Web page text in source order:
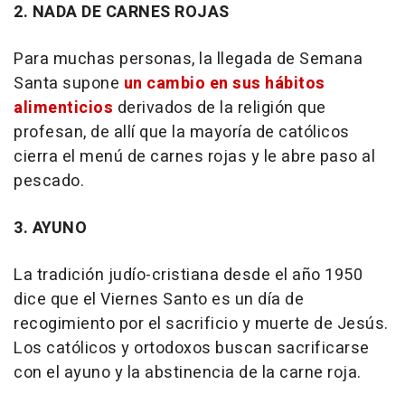
2. NADA DE CARNES ROJAS
Para muchas personas, la llegada de Semana
Santa supone un cambio en sus hábitos
alimenticios derivados de la religión que
profesan, de allí que la mayoría de católicos
cierra el menú de carnes rojas y le abre paso al
pescado.
3. AYUNO
La tradición judío-cristiana desde el año 1950
dice que el Viernes Santo es un día de
recogimiento por el sacrificio y muerte de Jesús.
Los católicos y ortodoxos buscan sacrificarse
con el ayuno y la abstinencia de la carne roja.